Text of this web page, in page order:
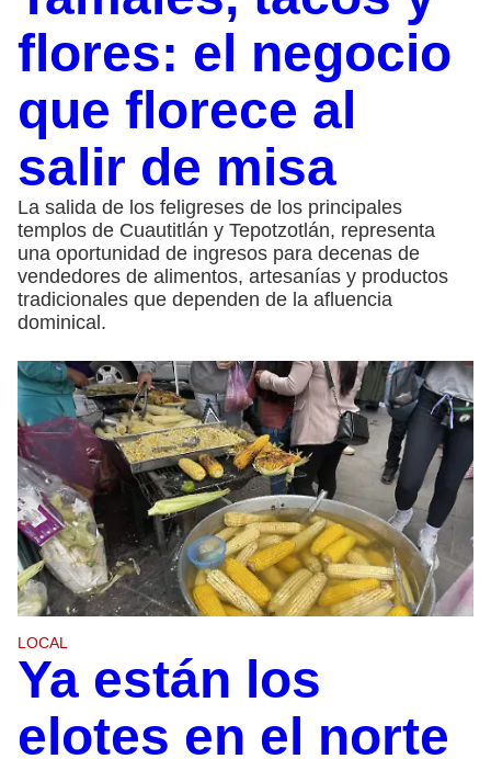
flores: el negocio
que florece al
salir de misa
La salida de los feligreses de los principales
templos de Cuautitlán y Tepotzotlán, representa
una oportunidad de ingresos para decenas de
vendedores de alimentos, artesanías y productos
tradicionales que dependen de la afluencia
dominical.
LOCAL
Ya están los
elotes en el norte